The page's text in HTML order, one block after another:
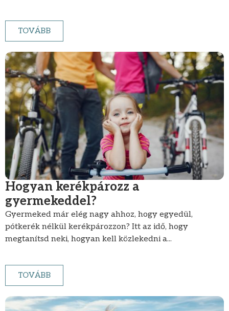
TOVÁBB
Hogyan kerékpározz a
gyermekeddel?
Gyermeked már elég nagy ahhoz, hogy egyedül,
pótkerék nélkül kerékpározzon? Itt az idő, hogy
megtanítsd neki, hogyan kell közlekedni a...
TOVÁBB